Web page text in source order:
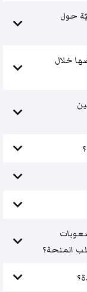
حول
خلال
المنحة؟